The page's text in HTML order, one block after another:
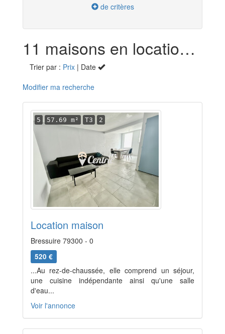
de critères
11 maisons en location dans les Deux-Sèvres (79)
Trier par : Prix | Date
Modifier ma recherche
5 57.69 m² T3 2
Location maison
Bressuire 79300 - 0
520 €
...Au rez-de-chaussée, elle comprend un séjour,
une cuisine indépendante ainsi qu'une salle
d'eau...
Voir l'annonce